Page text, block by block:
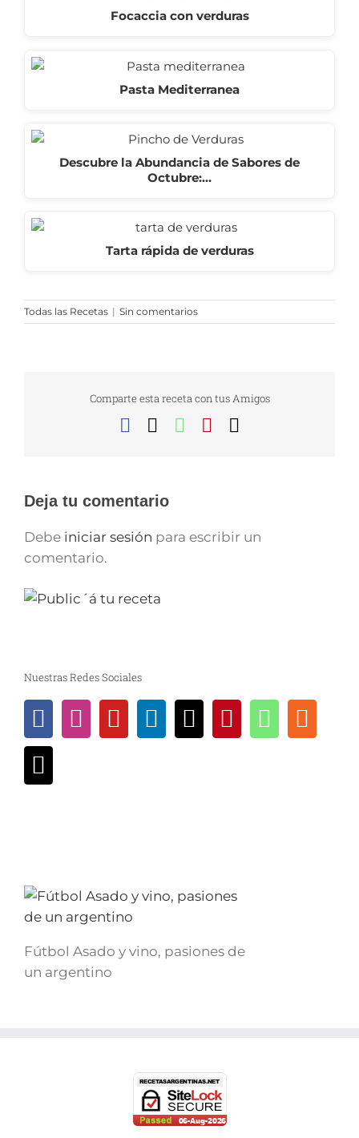
Focaccia con verduras
Pasta Mediterranea
Descubre la Abundancia de Sabores de
Octubre:…
Tarta rápida de verduras
Todas las Recetas | Sin comentarios
Comparte esta receta con tus Amigos
FacebookWhatsApp
Pinterest
Deja tu comentario
Debe iniciar sesión para escribir un
comentario.
Nuestras Redes Sociales
Fútbol Asado y vino, pasiones de
un argentino